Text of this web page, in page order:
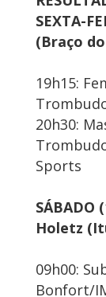
SEXTA-
(Braço
19h15:
20h30:
Sports
SÁBADO
Holetz
09h00:
Bonfort/